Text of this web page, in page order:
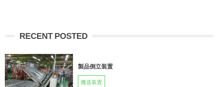
RECENT POSTED
製品倒立装置
搬送装置